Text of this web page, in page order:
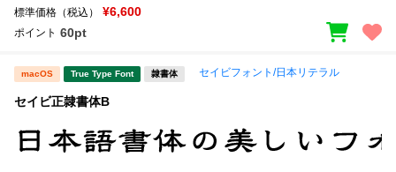
文字種類
価格帯
標準価格（税込） ¥6,600
ポイント 60pt
macOS True Type Font 隷書体 セイビフォント/日本リテラル
セイビ正隷書体B